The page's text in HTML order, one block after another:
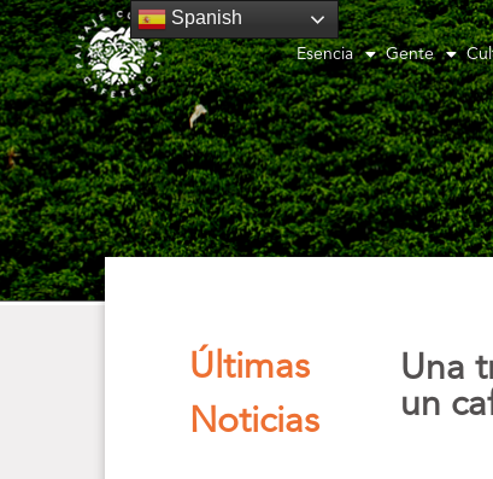
Esencia Gente
Últimas
Noticias
Una
un
Spanish